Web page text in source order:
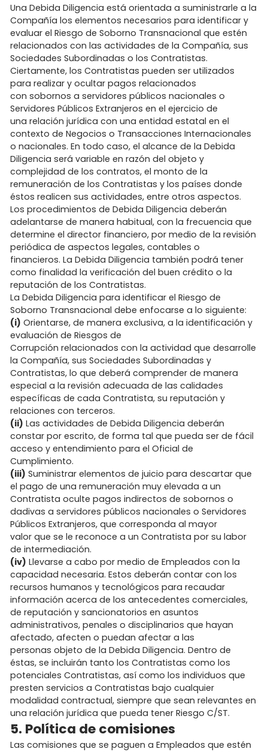
Una Debida Diligencia está orientada a suministrarle a la
Compañía los elementos necesarios para identificar y
evaluar el Riesgo de Soborno Transnacional que estén
relacionados con las actividades de la Compañía, sus
Sociedades Subordinadas o los Contratistas.
Ciertamente, los Contratistas pueden ser utilizados
para realizar y ocultar pagos relacionados
con sobornos a servidores públicos nacionales o
Servidores Públicos Extranjeros en el ejercicio de
una relación jurídica con una entidad estatal en el
contexto de Negocios o Transacciones Internacionales
o nacionales. En todo caso, el alcance de la Debida
Diligencia será variable en razón del objeto y
complejidad de los contratos, el monto de la
remuneración de los Contratistas y los países donde
éstos realicen sus actividades, entre otros aspectos.
Los procedimientos de Debida Diligencia deberán
adelantarse de manera habitual, con la frecuencia que
determine el director financiero, por medio de la revisión
periódica de aspectos legales, contables o
financieros. La Debida Diligencia también podrá tener
como finalidad la verificación del buen crédito o la
reputación de los Contratistas.
La Debida Diligencia para identificar el Riesgo de
Soborno Transnacional debe enfocarse a lo siguiente:
(i) Orientarse, de manera exclusiva, a la identificación y
evaluación de Riesgos de
Corrupción relacionados con la actividad que desarrolle
la Compañía, sus Sociedades Subordinadas y
Contratistas, lo que deberá comprender de manera
especial a la revisión adecuada de las calidades
específicas de cada Contratista, su reputación y
relaciones con terceros.
(ii) Las actividades de Debida Diligencia deberán
constar por escrito, de forma tal que pueda ser de fácil
acceso y entendimiento para el Oficial de
Cumplimiento.
(iii) Suministrar elementos de juicio para descartar que
el pago de una remuneración muy elevada a un
Contratista oculte pagos indirectos de sobornos o
dadivas a servidores públicos nacionales o Servidores
Públicos Extranjeros, que corresponda al mayor
valor que se le reconoce a un Contratista por su labor
de intermediación.
(iv) Llevarse a cabo por medio de Empleados con la
capacidad necesaria. Estos deberán contar con los
recursos humanos y tecnológicos para recaudar
información acerca de los antecedentes comerciales,
de reputación y sancionatorios en asuntos
administrativos, penales o disciplinarios que hayan
afectado, afecten o puedan afectar a las
personas objeto de la Debida Diligencia. Dentro de
éstas, se incluirán tanto los Contratistas como los
potenciales Contratistas, así como los individuos que
presten servicios a Contratistas bajo cualquier
modalidad contractual, siempre que sean relevantes en
una relación jurídica que pueda tener Riesgo C/ST.
5. Política de comisiones
Las comisiones que se paguen a Empleados que estén